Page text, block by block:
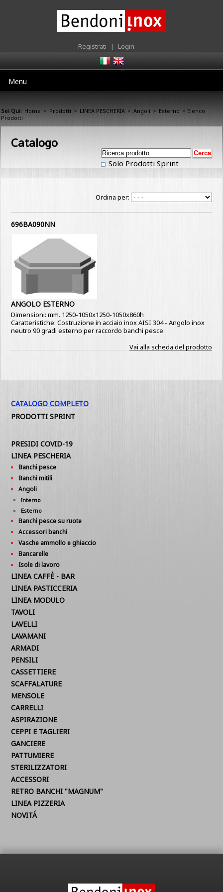
Registrati | Login
Menu
Sei Qui: Home > Prodotti > LINEA PESCHERIA > Angoli > Esterno > Elenco
Prodotti
Catalogo
Solo Prodotti Sprint
Ordina per:
696BA090NN
ANGOLO ESTERNO
Dimensioni: mm. 1250-1050x1250-1050x860h
Caratteristiche: Costruzione in acciaio inox AISI 304 - Angolo inox
neutro 90 gradi esterno per raccordo banchi pesce
Vai alla scheda del prodotto
CATALOGO COMPLETO
PRODOTTI SPRINT
PRESIDI COVID-19
LINEA PESCHERIA
Banchi pesce
Banchi mitili
Angoli
Interno
Esterno
Banchi pesce su ruote
Accessori banchi
Vasche ammollo e ghiaccio
Bancarelle
Isole di lavoro
LINEA CAFFÈ - BAR
LINEA PASTICCERIA
LINEA MODULO
TAVOLI
LAVELLI
LAVAMANI
ARMADI
PENSILI
CASSETTIERE
SCAFFALATURE
MENSOLE
CARRELLI
ASPIRAZIONE
CEPPI E TAGLIERI
GANCIERE
PATTUMIERE
STERILIZZATORI
ACCESSORI
RETRO BANCHI "MAGNUM"
LINEA PIZZERIA
NOVITÁ